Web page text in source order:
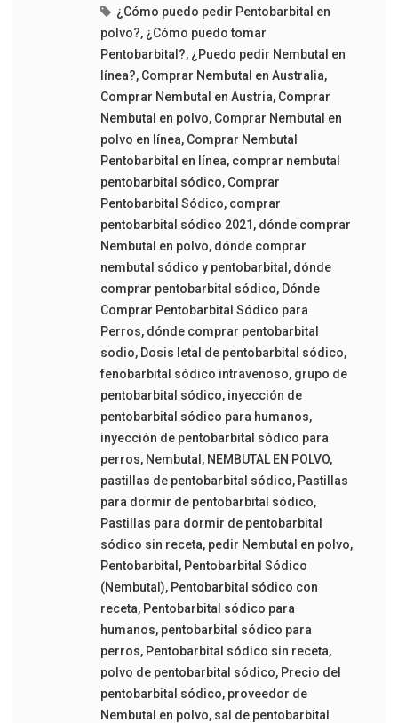
¿Cómo puedo pedir Pentobarbital en
polvo?, ¿Cómo puedo tomar
Pentobarbital?, ¿Puedo pedir Nembutal en
línea?, Comprar Nembutal en Australia,
Comprar Nembutal en Austria, Comprar
Nembutal en polvo, Comprar Nembutal en
polvo en línea, Comprar Nembutal
Pentobarbital en línea, comprar nembutal
pentobarbital sódico, Comprar
Pentobarbital Sódico, comprar
pentobarbital sódico 2021 , dónde comprar
Nembutal en polvo, dónde comprar
nembutal sódico y pentobarbital , dónde
comprar pentobarbital sódico, Dónde
Comprar Pentobarbital Sódico para
Perros, dónde comprar pentobarbital
sodio, Dosis letal de pentobarbital sódico,
fenobarbital sódico intravenoso, grupo de
pentobarbital sódico, inyección de
pentobarbital sódico para humanos,
inyección de pentobarbital sódico para
perros, Nembutal , NEMBUTAL EN POLVO,
pastillas de pentobarbital sódico, Pastillas
para dormir de pentobarbital sódico,
Pastillas para dormir de pentobarbital
sódico sin receta, pedir Nembutal en polvo,
Pentobarbital , Pentobarbital Sódico
(Nembutal), Pentobarbital sódico con
receta, Pentobarbital sódico para
humanos, pentobarbital sódico para
perros, Pentobarbital sódico sin receta,
polvo de pentobarbital sódico, Precio del
pentobarbital sódico, proveedor de
Nembutal en polvo, sal de pentobarbital